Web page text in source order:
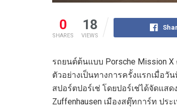
0
SHARES
18
VIEWS
รถยนต์ต้นแบบ Porsche Mission
ตัวอย่างเป็นทางการครั้งแรกเมื่อวั
สปอร์ตปอร์เช่ โดยปอร์เช่ได้จัดแส
Zuffenhausen เมืองสตุ๊ทการ์ท ปร